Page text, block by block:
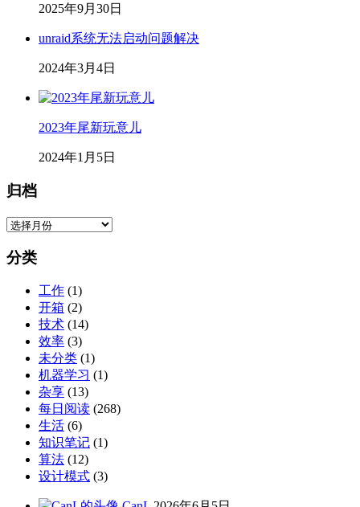
2025年9月30日
unraid系统无法启动问题解决
2024年3月4日
2023年尾新玩意儿
2024年1月5日
归档
归
分类
工作 (1)
开箱 (2)
技术 (14)
效率 (3)
未分类 (1)
机器学习 (1)
杂享 (13)
每日阅读 (268)
生活 (6)
知识笔记 (1)
算法 (12)
设计模式 (3)